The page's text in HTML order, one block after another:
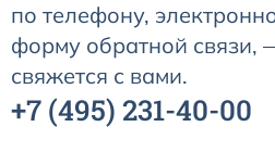
по телефону,
форму обратной
свяжется с вами.
+7 (495) 231-40-00